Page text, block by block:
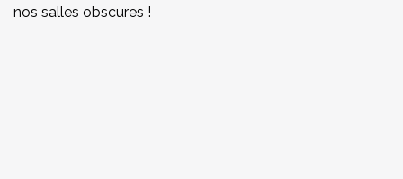
nos salles obscures !